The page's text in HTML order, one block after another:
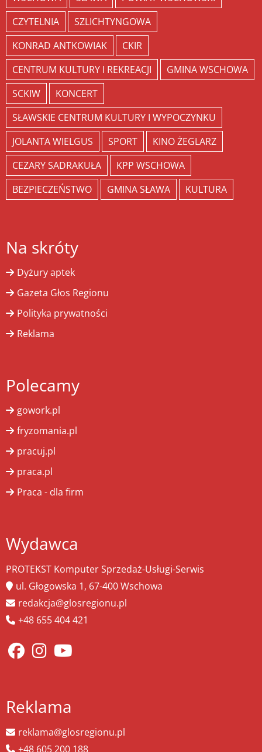
CZYTELNIA
SZLICHTYNGOWA
KONRAD ANTKOWIAK
CKIR
CENTRUM KULTURY I REKREACJI
GMINA WSCHOWA
SCKIW
KONCERT
SŁAWSKIE CENTRUM KULTURY I WYPOCZYNKU
JOLANTA WIELGUS
SPORT
KINO ŻEGLARZ
CEZARY SADRAKUŁA
KPP WSCHOWA
BEZPIECZEŃSTWO
GMINA SŁAWA KULTURA
Na skróty
Dyżury aptek
Gazeta Głos Regionu
Polityka prywatności
Reklama
Polecamy
gowork.pl
fryzomania.pl
pracuj.pl
praca.pl
Praca - dla firm
Wydawca
PROTEKST Komputer Sprzedaż-Usługi-Serwis
ul. Głogowska 1, 67-400 Wschowa
redakcja@glosregionu.pl
+48 655 404 421
Reklama
reklama@glosregionu.pl
+48 605 200 188